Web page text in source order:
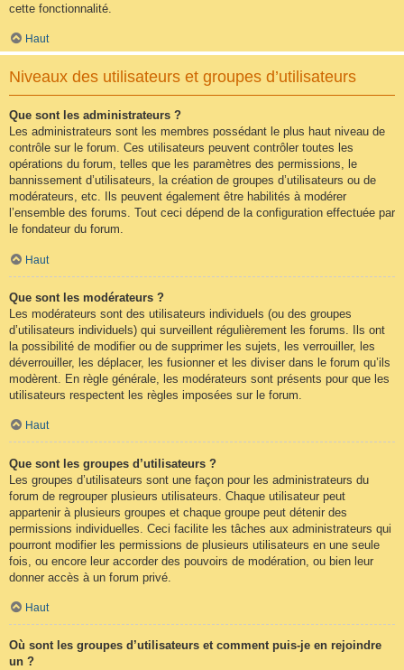
cette fonctionnalité.
Haut
Niveaux des utilisateurs et groupes d’utilisateurs
Que sont les administrateurs ?
Les administrateurs sont les membres possédant le plus haut niveau de
contrôle sur le forum. Ces utilisateurs peuvent contrôler toutes les
opérations du forum, telles que les paramètres des permissions, le
bannissement d’utilisateurs, la création de groupes d’utilisateurs ou de
modérateurs, etc. Ils peuvent également être habilités à modérer
l’ensemble des forums. Tout ceci dépend de la configuration effectuée par
le fondateur du forum.
Haut
Que sont les modérateurs ?
Les modérateurs sont des utilisateurs individuels (ou des groupes
d’utilisateurs individuels) qui surveillent régulièrement les forums. Ils ont
la possibilité de modifier ou de supprimer les sujets, les verrouiller, les
déverrouiller, les déplacer, les fusionner et les diviser dans le forum qu’ils
modèrent. En règle générale, les modérateurs sont présents pour que les
utilisateurs respectent les règles imposées sur le forum.
Haut
Que sont les groupes d’utilisateurs ?
Les groupes d’utilisateurs sont une façon pour les administrateurs du
forum de regrouper plusieurs utilisateurs. Chaque utilisateur peut
appartenir à plusieurs groupes et chaque groupe peut détenir des
permissions individuelles. Ceci facilite les tâches aux administrateurs qui
pourront modifier les permissions de plusieurs utilisateurs en une seule
fois, ou encore leur accorder des pouvoirs de modération, ou bien leur
donner accès à un forum privé.
Haut
Où sont les groupes d’utilisateurs et comment puis-je en rejoindre
un ?